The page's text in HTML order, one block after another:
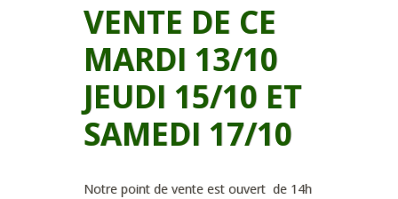
VENTE DE CE
MARDI 13/10
JEUDI 15/10 ET
SAMEDI 17/10
Notre point de vente est ouvert de 14h